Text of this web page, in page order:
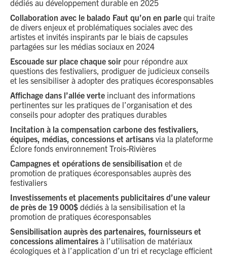
dédiés au développement durable en 2025
Collaboration avec le balado Faut qu’on en parle qui traite
de divers enjeux et problématiques sociales avec des
artistes et invités inspirants par le biais de capsules
partagées sur les médias sociaux en 2024
Escouade sur place chaque soir pour répondre aux
questions des festivaliers, prodiguer de judicieux conseils
et les sensibiliser à adopter des pratiques écoresponsables
Affichage dans l’allée verte incluant des informations
pertinentes sur les pratiques de l’organisation et des
conseils pour adopter des pratiques durables
Incitation à la compensation carbone des festivaliers,
équipes, médias, concessions et artisans via la plateforme
Éclore fonds environnement Trois-Rivières
Campagnes et opérations de sensibilisation et de
promotion de pratiques écoresponsables auprès des
festivaliers
Investissements et placements publicitaires d’une valeur
de près de 19 000$ dédiés à la sensibilisation et la
promotion de pratiques écoresponsables
Sensibilisation auprès des partenaires, fournisseurs et
concessions alimentaires à l’utilisation de matériaux
écologiques et à l’application d’un tri et recyclage efficient